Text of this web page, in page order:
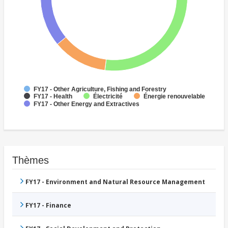
FY17 - Other Agriculture, Fishing and Forestry
FY17 - Health
Électricité Énergie renouvelable
FY17 - Other Energy and Extractives
Thèmes
FY17 - Environment and Natural Resource Management
FY17 - Finance